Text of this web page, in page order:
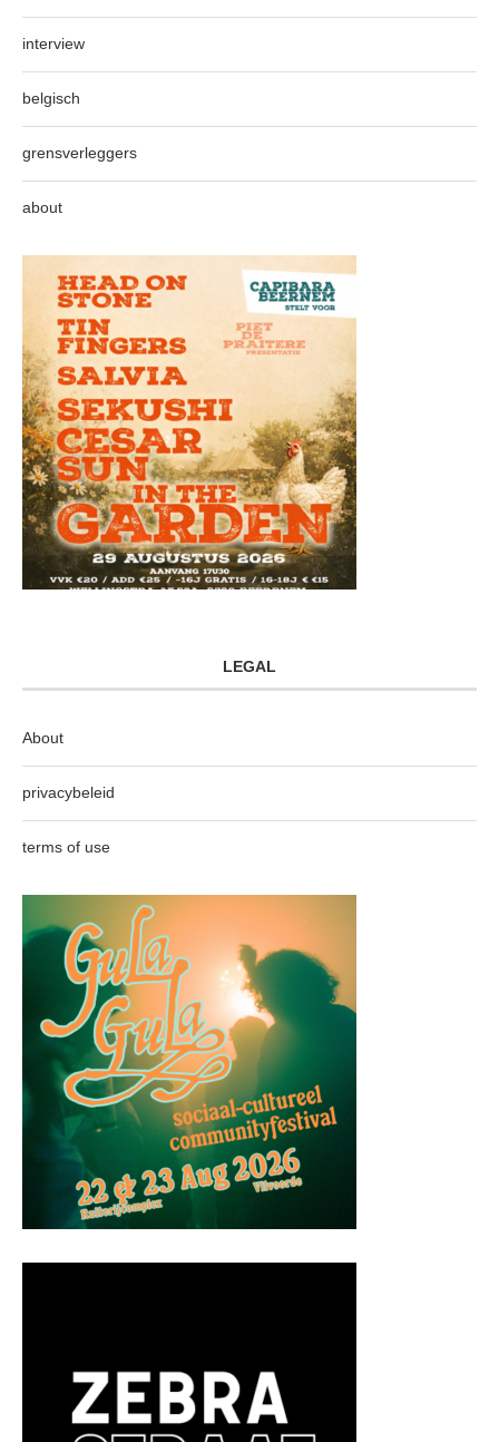
interview
belgisch
grensverleggers
about
LEGAL
About
privacybeleid
terms of use